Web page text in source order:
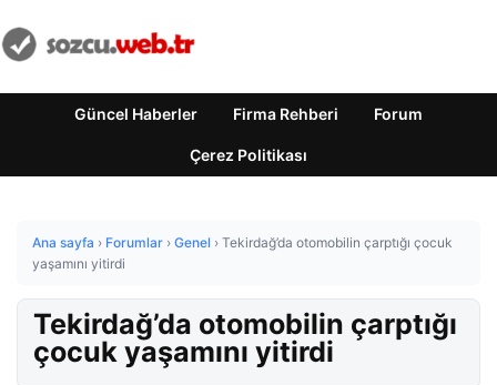
Güncel Haberler Firma Rehberi Forum
Çerez Politikası
Ana sayfa › Forumlar › Genel › Tekirdağ’da otomobilin çarptığı çocuk
yaşamını yitirdi
Tekirdağ’da otomobilin çarptığı
çocuk yaşamını yitirdi